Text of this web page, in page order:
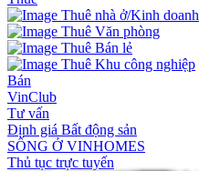
Thuê nhà ở/Kinh doanh
Thuê Văn phòng
Thuê Bán lẻ
Thuê Khu công nghiệp
Bán
VinClub
Tư vấn
Định giá Bất động sản
SỐNG Ở VINHOMES
Thủ tục trực tuyến